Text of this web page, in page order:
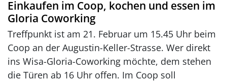
Einkaufen im Coop, kochen und essen im
Gloria Coworking
Treffpunkt ist am 21. Februar um 15.45 Uhr beim
Coop an der Augustin-Keller-Strasse. Wer direkt
ins Wisa-Gloria-Coworking möchte, dem stehen
die Türen ab 16 Uhr offen. Im Coop soll